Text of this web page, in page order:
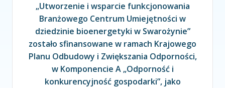
„Utworzenie i wsparcie funkcjonowania
Branżowego Centrum Umiejętności w
dziedzinie bioenergetyki w Swarożynie”
zostało sfinansowane w ramach Krajowego
Planu Odbudowy i Zwiększania Odporności,
w Komponencie A „Odporność i
konkurencyjność gospodarki”, jako